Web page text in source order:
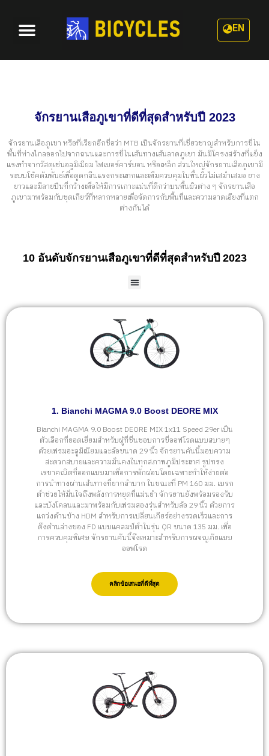
EN
จักรยานเสือภูเขาที่ดีที่สุดสำหรับปี 2023
จักรยานเสือภูเขา หรือที่เรียกอีกชื่อว่า MTB เป็นจักรยานที่เชี่ยวชาญสำหรับการขี่ใน
พื้นที่ห่างไกลออกไปจากถนนและการขี่ในเส้นทางเส้นลาดภูเขา มันมีโครงสร้างที่แข็ง
แรงทำจากวัสดุเช่นอลูมิเนียม ไฟเบอร์คาร์บอน หรือเหล็ก ส่วนใหญ่จักรยานเสือภูเขามี
ระบบโช้คดัมพันธ์เพื่อดูดกลืนแรงกระแทกและเพิ่มควบคุมในพื้นผิวไม่เสม่ำเสมอ ยาง
ยาวและมีลายปืนที่กว้างเพื่อให้มีการเกาะแน่นที่ดีกว่าบนพื้นผิวต่าง ๆ จักรยานเสือ
ภูเขามาพร้อมกับชุดเกียร์ที่หลากหลายเพื่อจัดการกับพื้นที่และความลาดเอียงที่แตก
ต่างกันได้
10 อันดับจักรยานเสือภูเขาที่ดีที่สุดสำหรับปี 2023
1. Bianchi MAGMA 9.0 Boost DEORE MIX
Bianchi MAGMA 9.0 Boost DEORE MIX 1x11 Speed 29er เป็น
ตัวเลือกที่ยอดเยี่ยมสำหรับผู้ที่ชื่นชอบการขี่ออฟโรดแบบสบายๆ
ด้วยเฟรมอะลูมิเนียมและล้อขนาด 29 นิ้ว จักรยานคันนี้มอบความ
สะดวกสบายและความมั่นคงในทุกสภาพภูมิประเทศ รูปทรง
เรขาคณิตที่ออกแบบมาเพื่อการพักผ่อนโดยเฉพาะทำให้ง่ายต่อ
การนำทางผ่านเส้นทางที่ยากลำบาก ในขณะที่ PM 160 มม. เบรก
ต่ำช่วยให้มั่นใจถึงพลังการหยุดที่แม่นยำ จักรยานยังพร้อมรองรับ
และบังโคลนและมาพร้อมกับเฟรมสองรุ่นสำหรับล้อ 29 นิ้ว ด้วยการ
แกว่งด้านข้าง HDM สำหรับการเปลี่ยนเกียร์อย่างรวดเร็วและการ
ดึงด้านล่างของ FD แบบแคลมป์ต่ำในรุ่น QR ขนาด 135 มม. เพื่อ
การควบคุมพิเศษ จักรยานคันนี้จึงเหมาะสำหรับการผจญภัยแบบ
ออฟโรด
คลิกข้อเสนอที่ดีที่สุด